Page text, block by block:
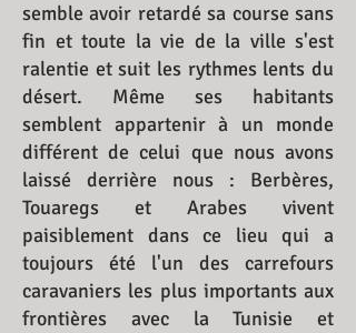
semble avoir retardé sa course sans
fin et toute la vie de la ville s'est
ralentie et suit les rythmes lents du
désert. Même ses habitants
semblent appartenir à un monde
différent de celui que nous avons
laissé derrière nous : Berbères,
Touaregs et Arabes vivent
paisiblement dans ce lieu qui a
toujours été l'un des carrefours
caravaniers les plus importants aux
frontières avec la Tunisie et